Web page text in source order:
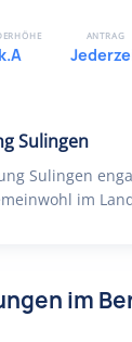
Sulingen
Sulingen
im
k.A
ANTRAG
im